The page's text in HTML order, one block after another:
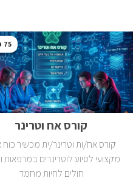
75
קורס אח וטרינר
קורס אח/ות וטרינר/ית מכשיר
מקצועי לסיוע לוטרינרים במרפאות
חולים לחיות מחמד